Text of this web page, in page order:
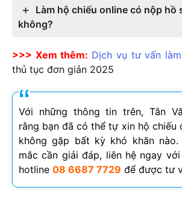
Làm hộ chiếu online có nộp hồ
không?
>>> Xem thêm: Dịch vụ tư vấn
thủ tục đơn giản 2025
Với những thông tin trên, Tân
rằng bạn đã có thể tự xin hộ chiếu
không gặp bất kỳ khó khăn nào.
mắc cần giải đáp, liên hệ ngay
hotline 08 6687 7729 để được tư